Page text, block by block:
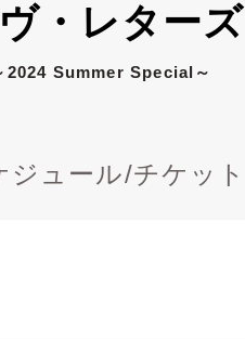
・レターズ
2024 Summer Special～
ジュール/チケット